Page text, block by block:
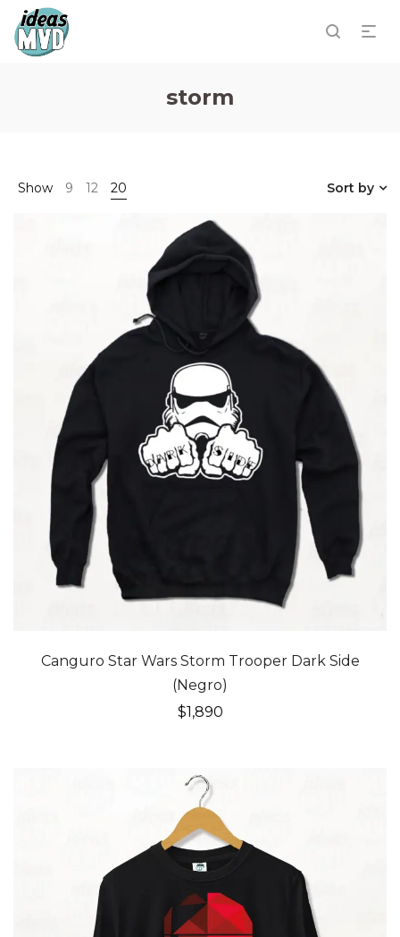
storm
Show 9 12 20 Sort by
Canguro Star Wars Storm Trooper Dark Side
(Negro)
$1,890